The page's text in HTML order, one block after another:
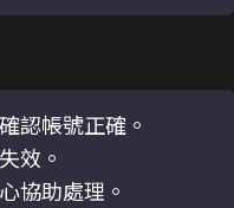
認帳號正確。
效。
協助處理。